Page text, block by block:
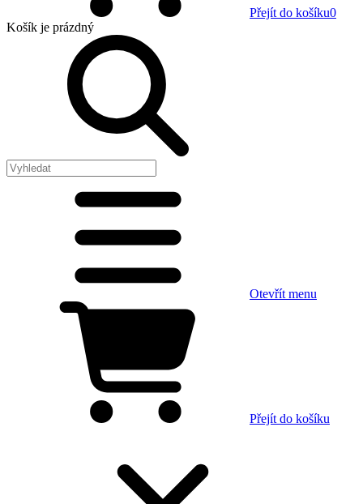
Přejít do košíku0
Košík je prázdný
Otevřít menu
Přejít do košíku